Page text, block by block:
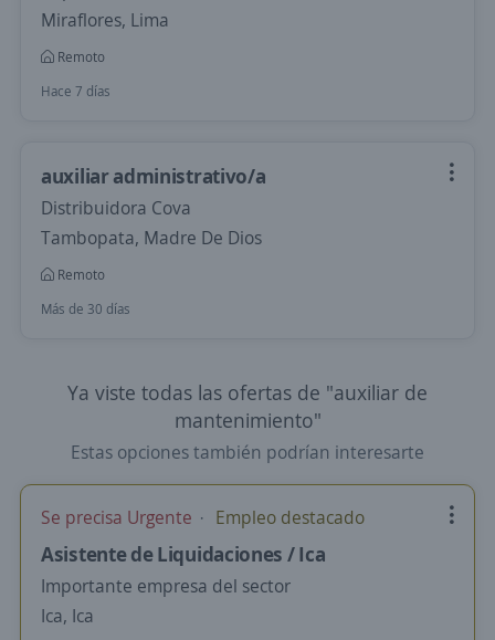
Miraflores, Lima
Remoto
Hace 7 días
auxiliar administrativo/a
Distribuidora Cova
Tambopata, Madre De Dios
Remoto
Más de 30 días
Ya viste todas las ofertas de "auxiliar de
mantenimiento"
Estas opciones también podrían interesarte
Se precisa Urgente Empleo destacado
Asistente de Liquidaciones / Ica
Importante empresa del sector
Ica, Ica